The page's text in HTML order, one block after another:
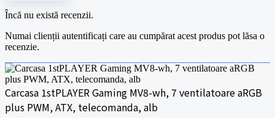
Încă nu există recenzii.
Numai clienții autentificați care au cumpărat acest produs pot lăsa o
recenzie.
Carcasa 1stPLAYER Gaming MV8-wh, 7 ventilatoare aRGB
plus PWM, ATX, telecomanda, alb